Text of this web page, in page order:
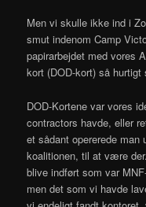
Men vi skulle ikke ind i
smut indenom Camp
papirarbejdet med vores
kort (DOD-kort) så hurtigt
DOD-Kortene var vores
contractors havde, eller
et sådant opererede man
koalitionen, til at være
blive indført som var
men det som vi havde